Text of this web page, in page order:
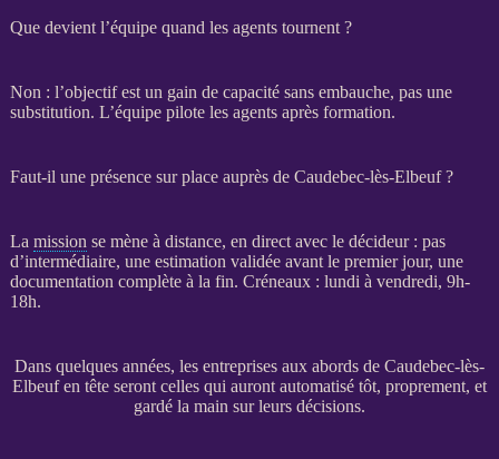
Que devient l’équipe quand les agents tournent ?
Non : l’objectif est un gain de capacité sans embauche, pas une
substitution. L’équipe pilote les agentsaprès formation.
Faut-il une présence sur place auprès de Caudebec-lès-Elbeuf ?
La mission se mène à distance, en direct avec le décideur : pas
d’intermédiaire, une estimation validée avant le premier jour, une
documentation complète à la fin. Créneaux : lundi à vendredi, 9h-
18h.
Dans quelques années, les entreprises aux abords de Caudebec-lès-
Elbeuf en tête seront celles qui auront automatisé tôt, proprement, et
gardé la main sur leurs décisions.